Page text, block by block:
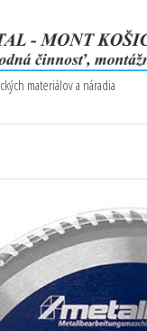
materiálov a náradia